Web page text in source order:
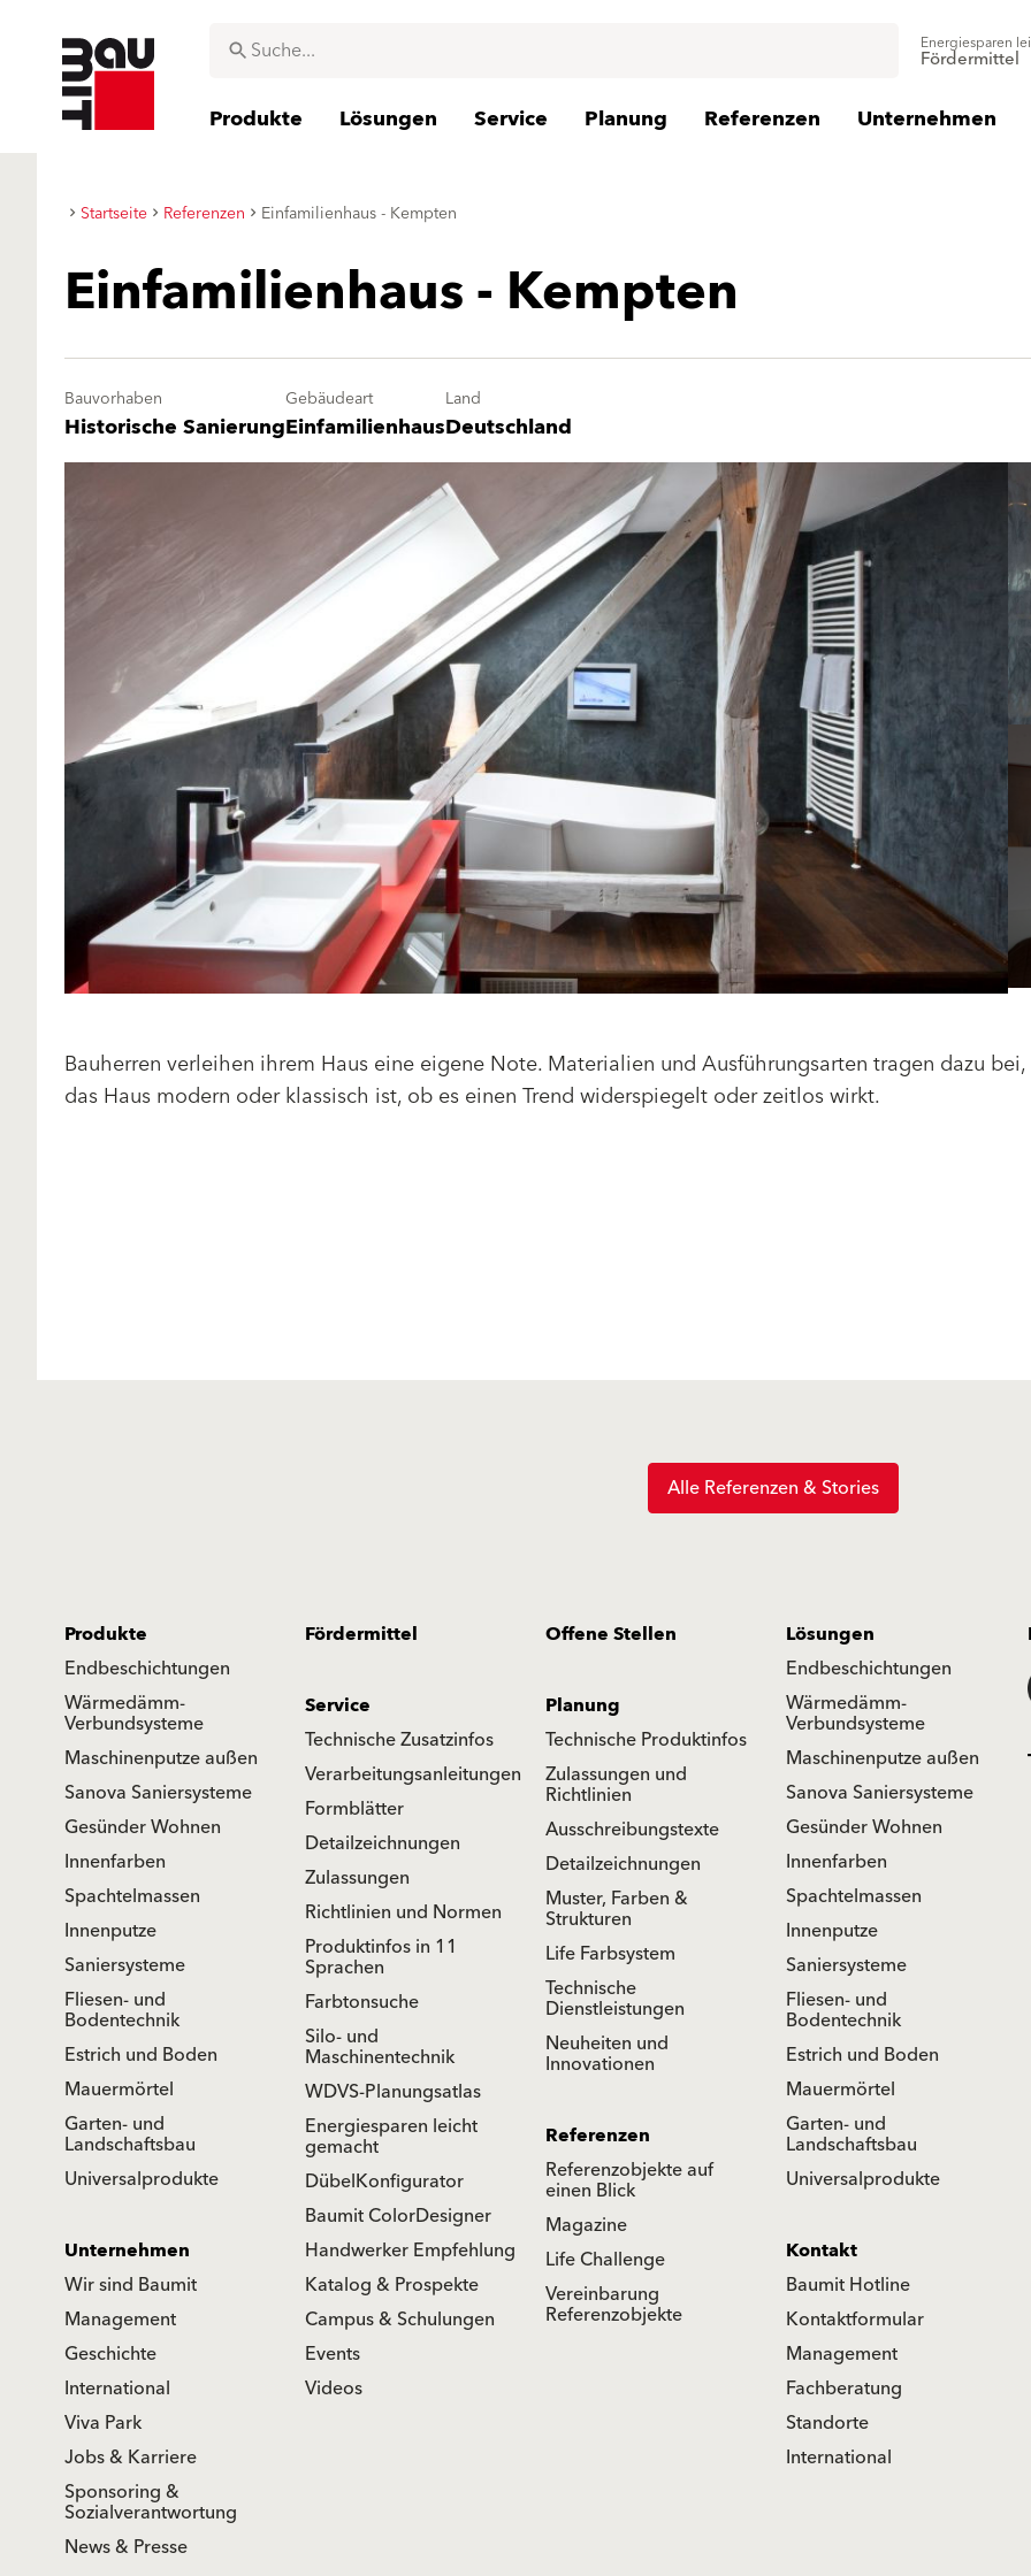
Energiesparen
Fördermittel
Produkte Lösungen Service Planung Referenzen Unternehmen
Startseite Referenzen Einfamilienhaus - Kempten
Einfamilienhaus - Kempten
Bauvorhaben
Historische Sanierung
Gebäudeart
Einfamilienhaus
Land
Deutschland
Bauherren verleihen ihrem Haus eine eigene Note. Materialien und Ausführungsarten tragen dazu
das Haus modern oder klassisch ist, ob es einen Trend widerspiegelt oder zeitlos wirkt.
Alle Referenzen & Stories
Produkte
Endbeschichtungen
Wärmedämm-
Verbundsysteme
Maschinenputze außen
Sanova Saniersysteme
Gesünder Wohnen
Innenfarben
Spachtelmassen
Innenputze
Saniersysteme
Fliesen- und
Bodentechnik
Estrich und Boden
Mauermörtel
Garten- und
Landschaftsbau
Universalprodukte
Fördermittel Offene Stellen
Lösungen
Endbeschichtungen
Wärmedämm-
Verbundsysteme
Maschinenputze außen
Sanova Saniersysteme
Gesünder Wohnen
Innenfarben
Spachtelmassen
Innenputze
Saniersysteme
Fliesen- und
Bodentechnik
Estrich und Boden
Mauermörtel
Garten- und
Landschaftsbau
Universalprodukte
Service
Technische Zusatzinfos
Verarbeitungsanleitungen
Formblätter
Detailzeichnungen
Zulassungen
Richtlinien und Normen
Produktinfos in 11
Sprachen
Farbtonsuche
Silo- und
Maschinentechnik
WDVS-Planungsatlas
Energiesparen leicht
gemacht
DübelKonfigurator
Baumit ColorDesigner
Handwerker Empfehlung
Katalog & Prospekte
Campus & Schulungen
Events
Videos
Planung
Technische Produktinfos
Zulassungen und
Richtlinien
Ausschreibungstexte
Detailzeichnungen
Muster, Farben &
Strukturen
Life Farbsystem
Technische
Dienstleistungen
Neuheiten und
Innovationen
Referenzen
Referenzobjekte auf
einen Blick
Magazine
Life Challenge
Vereinbarung
Referenzobjekte
Unternehmen
Wir sind Baumit
Management
Geschichte
International
Viva Park
Jobs & Karriere
Sponsoring &
Sozialverantwortung
News & Presse
Kontakt
Baumit Hotline
Kontaktformular
Management
Fachberatung
Standorte
International